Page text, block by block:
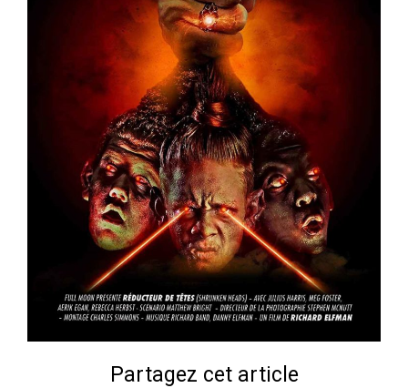
Partagez cet article